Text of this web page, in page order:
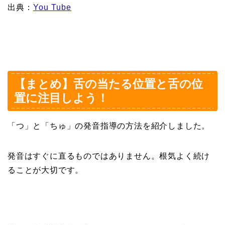
出典： You Tube
【まとめ】舌の当たる位置と舌の位
置に注目しよう！
「つ」と「ちゅ」の発音指導の方法を紹介しました。
発音はすぐに直るものではありません。根気よく続け
ることが大切です。